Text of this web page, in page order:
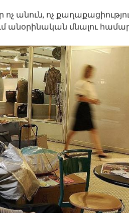
անուն, ոչ
անօրինական մնալու